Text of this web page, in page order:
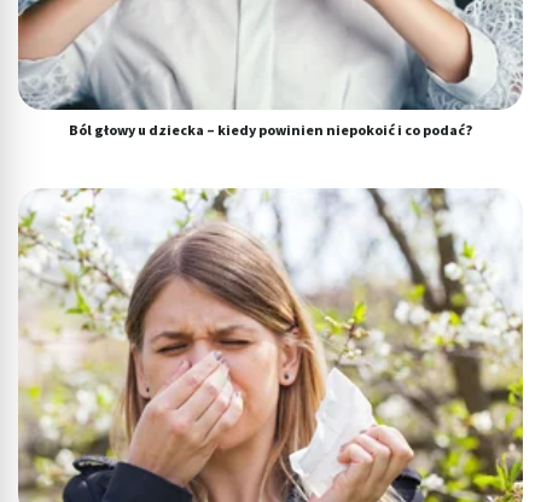
Ból głowy u dziecka – kiedy powinien niepokoić i co podać?